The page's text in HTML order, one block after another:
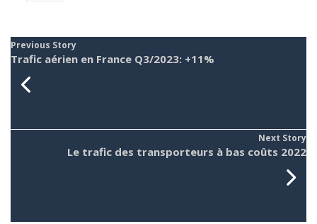
Previous Story
Trafic aérien en France Q3/2023: +11%
Next Story
Le trafic des transporteurs à bas coûts 2022